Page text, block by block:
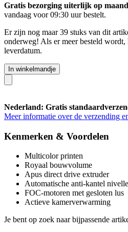
Gratis bezorging uiterlijk op
vandaag voor 09:30 uurbestelt.
Er zijn nog maar 39 stuks van dit
onderweg! Als er meer besteld
leverdatum.
In winkelmandje
Nederland: Gratis
Meer informatie over de verzending
Kenmerken & Voordelen
Multicolor printen
Royaal bouwvolume
Apus direct drive extruder
Automatische anti-kantel
FOC-motoren met gesloten lus
Actieve kamerverwarming
Je bent op zoek naar bijpassende